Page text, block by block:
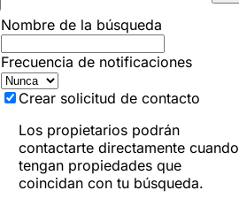
Nombre de la búsqueda
Frecuencia de notificaciones
Crear solicitud de contacto
Los propietarios podrán
contactarte directamente cuando
tengan propiedades que
coincidan con tu búsqueda.